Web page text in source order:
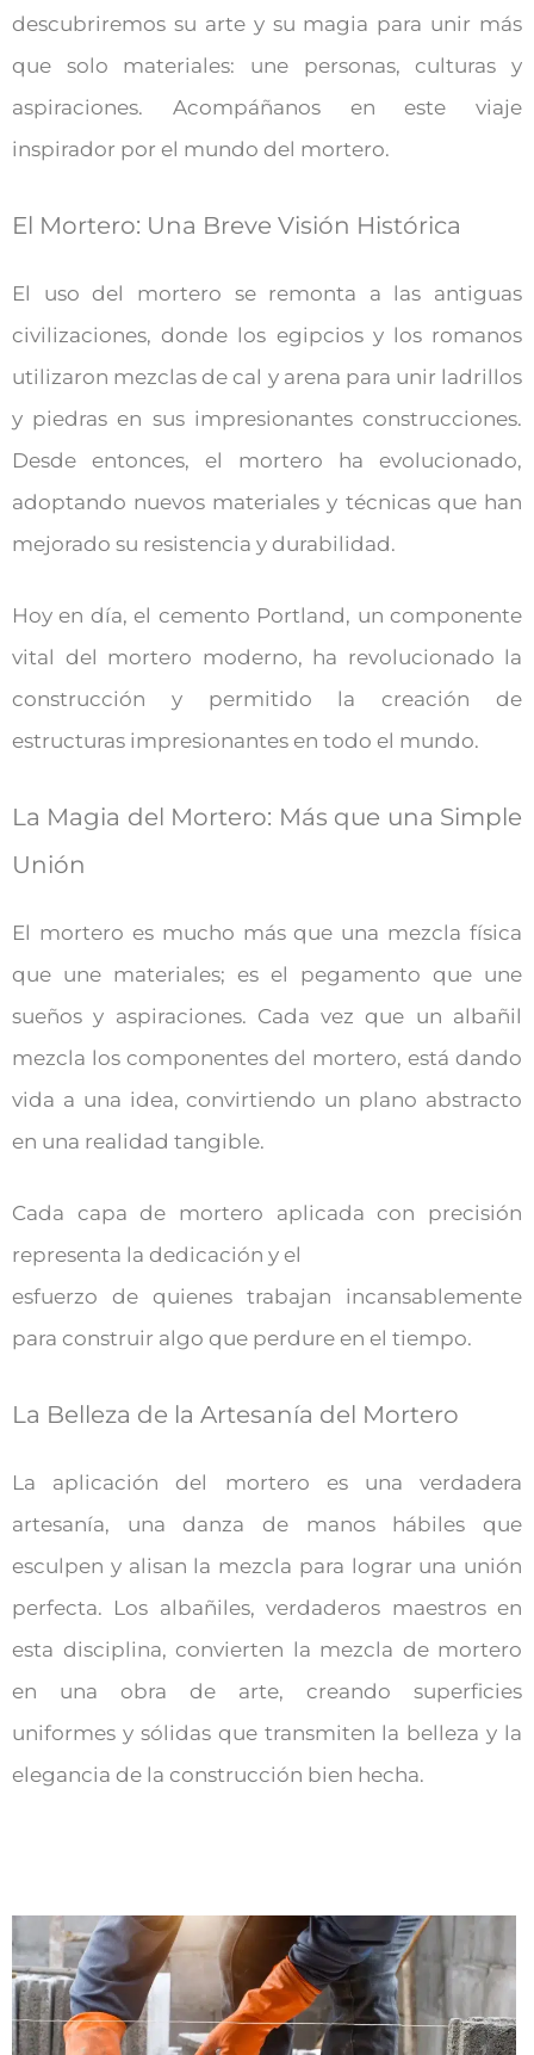
descubriremos su arte y su magia para unir más
que solo materiales: une personas, culturas y
aspiraciones. Acompáñanos en este viaje
inspirador por el mundo del mortero.
El Mortero: Una Breve Visión Histórica
El uso del mortero se remonta a las antiguas
civilizaciones, donde los egipcios y los romanos
utilizaron mezclas de cal y arena para unir ladrillos
y piedras en sus impresionantes construcciones.
Desde entonces, el mortero ha evolucionado,
adoptando nuevos materiales y técnicas que han
mejorado su resistencia y durabilidad.
Hoy en día, el cemento Portland, un componente
vital del mortero moderno, ha revolucionado la
construcción y permitido la creación de
estructuras impresionantes en todo el mundo.
La Magia del Mortero: Más que una Simple
Unión
El mortero es mucho más que una mezcla física
que une materiales; es el pegamento que une
sueños y aspiraciones. Cada vez que un albañil
mezcla los componentes del mortero, está dando
vida a una idea, convirtiendo un plano abstracto
en una realidad tangible.
Cada capa de mortero aplicada con precisión
representa la dedicación y el
esfuerzo de quienes trabajan incansablemente
para construir algo que perdure en el tiempo.
La Belleza de la Artesanía del Mortero
La aplicación del mortero es una verdadera
artesanía, una danza de manos hábiles que
esculpen y alisan la mezcla para lograr una unión
perfecta. Los albañiles, verdaderos maestros en
esta disciplina, convierten la mezcla de mortero
en una obra de arte, creando superficies
uniformes y sólidas que transmiten la belleza y la
elegancia de la construcción bien hecha.